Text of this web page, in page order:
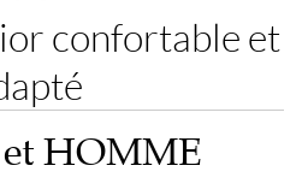
confortable et
HOMME